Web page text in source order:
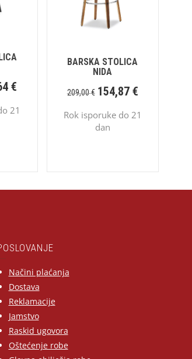
€
21
BARSKA STOLICA
NIDA
209,00€ 154,87 €
Rok isporuke do 21
dan
Načini plaćanja
Dostava
Reklamacije
Jamstvo
Raskid ugovora
Oštećenje robe